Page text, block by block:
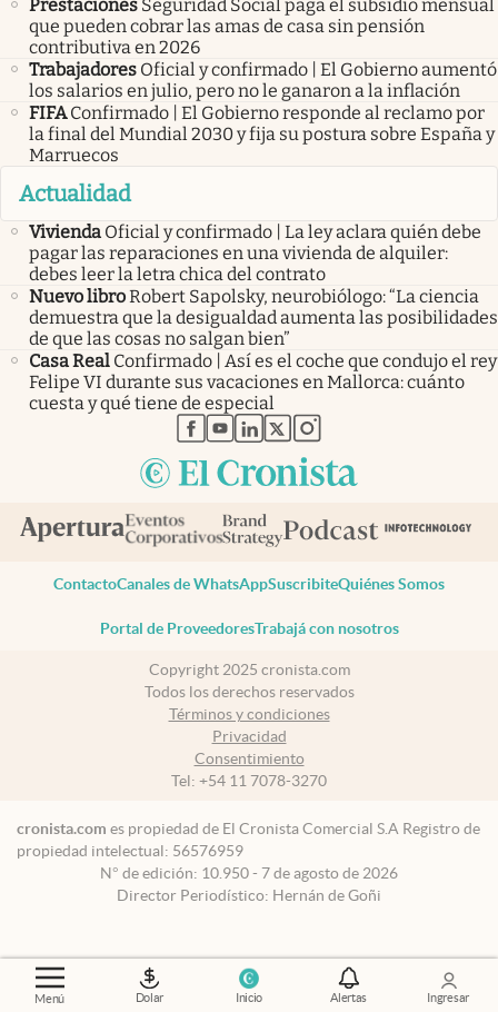
Menú Dolar Inicio Alertas Ingresar
Prestaciones Seguridad Social paga el subsidio mensual
que pueden cobrar las amas de casa sin pensión
contributiva en 2026
Trabajadores Oficial y confirmado | El Gobierno aumentó
los salarios en julio, pero no le ganaron a la inflación
FIFA Confirmado | El Gobierno responde al reclamo por
la final del Mundial 2030 y fija su postura sobre España y
Marruecos
Actualidad
Vivienda Oficial y confirmado | La ley aclara quién debe
pagar las reparaciones en una vivienda de alquiler:
debes leer la letra chica del contrato
Nuevo libroRobert Sapolsky, neurobiólogo: “La ciencia
demuestra que la desigualdad aumenta las posibilidades
de que las cosas no salgan bien”
Casa Real Confirmado | Así es el coche que condujo el rey
Felipe VI durante sus vacaciones en Mallorca: cuánto
cuesta y qué tiene de especial
abre en nueva pestaña
abre en nueva pestaña
abre en nueva pestaña
abre en nueva pestaña
abre en nueva pestaña
ContactoCanales de WhatsAppSuscribiteQuiénes Somos
Portal de ProveedoresTrabajá con nosotros
Copyright 2025 cronista.com
Todos los derechos reservados
Términos y condiciones
Privacidad
Consentimiento
Tel: +54 11 7078-3270
cronista.com es propiedad de El Cronista Comercial S.A Registro de
propiedad intelectual: 56576959
N° de edición: 10.950 - 7 de agosto de 2026
Director Periodístico: Hernán de Goñi